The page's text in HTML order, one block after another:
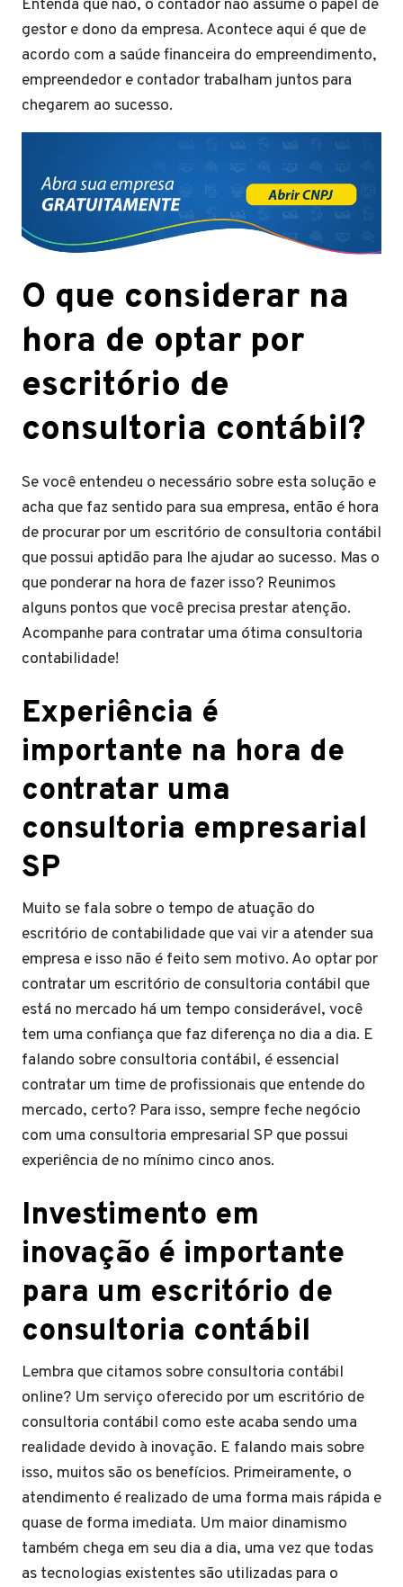
Entenda que não, o contador não assume o papel de
gestor e dono da empresa. Acontece aqui é que de
acordo com a saúde financeira do empreendimento,
empreendedor e contador trabalham juntos para
chegarem ao sucesso.
O que considerar na
hora de optar por
escritório de
consultoria contábil?
Se você entendeu o necessário sobre esta solução e
acha que faz sentido para sua empresa, então é hora
de procurar por um escritório de consultoria contábil
que possui aptidão para lhe ajudar ao sucesso. Mas o
que ponderar na hora de fazer isso? Reunimos
alguns pontos que você precisa prestar atenção.
Acompanhe para contratar uma ótima consultoria
contabilidade!
Experiência é
importante na hora de
contratar uma
consultoria empresarial
SP
Muito se fala sobre o tempo de atuação do
escritório de contabilidade que vai vir a atender sua
empresa e isso não é feito sem motivo. Ao optar por
contratar um escritório de consultoria contábil que
está no mercado há um tempo considerável, você
tem uma confiança que faz diferença no dia a dia. E
falando sobre consultoria contábil, é essencial
contratar um time de profissionais que entende do
mercado, certo? Para isso, sempre feche negócio
com uma consultoria empresarial SP que possui
experiência de no mínimo cinco anos.
Investimento em
inovação é importante
para um escritório de
consultoria contábil
Lembra que citamos sobre consultoria contábil
online? Um serviço oferecido por um escritório de
consultoria contábil como este acaba sendo uma
realidade devido à inovação. E falando mais sobre
isso, muitos são os benefícios. Primeiramente, o
atendimento é realizado de uma forma mais rápida e
quase de forma imediata. Um maior dinamismo
também chega em seu dia a dia, uma vez que todas
as tecnologias existentes são utilizadas para o